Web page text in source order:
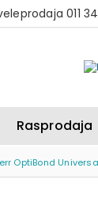
011
Rasprodaja
OptiBond